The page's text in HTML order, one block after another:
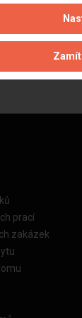
z portálu
prací
zakázek